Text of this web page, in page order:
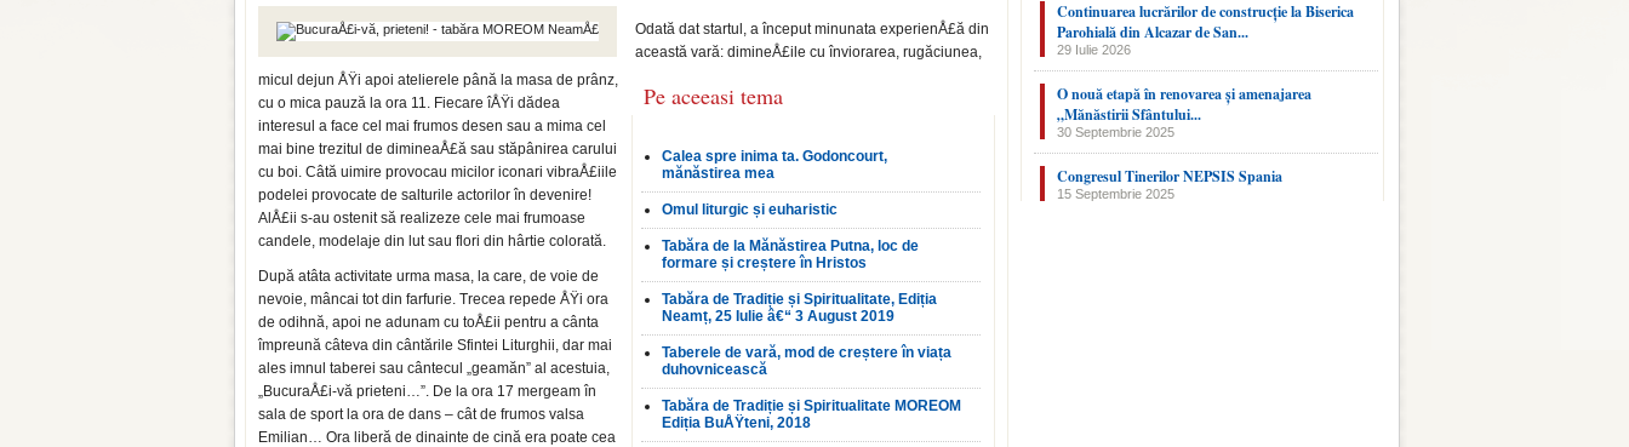
Pe aceeasi tema
Calea spre inima ta. Godoncourt,
mănăstirea mea
Omul liturgic și euharistic
Tabăra de la Mănăstirea Putna, loc de
formare și creștere în Hristos
Tabăra de Tradiție și Spiritualitate, Ediția
Neamț, 25 Iulie â€“ 3 August 2019
Taberele de vară, mod de creștere în viața
duhovnicească
Tabăra de Tradiție și Spiritualitate MOREOM
Ediția BuÅŸteni, 2018
Odată dat startul, a început minunata experienÅ£ă din
această vară: dimineÅ£ile cu înviorarea, rugăciunea,
micul dejun ÅŸi apoi atelierele până la masa de prânz,
cu o mica pauză la ora 11. Fiecare îÅŸi dădea
interesul a face cel mai frumos desen sau a mima cel
mai bine trezitul de dimineaÅ£ă sau stăpânirea carului
cu boi. Câtă uimire provocau micilor iconari vibraÅ£iile
podelei provocate de salturile actorilor în devenire!
AlÅ£ii s-au ostenit să realizeze cele mai frumoase
candele, modelaje din lut sau flori din hârtie colorată.
După atâta activitate urma masa, la care, de voie de
nevoie, mâncai tot din farfurie. Trecea repede ÅŸi ora
de odihnă, apoi ne adunam cu toÅ£ii pentru a cânta
împreună câteva din cântările Sfintei Liturghii, dar mai
ales imnul taberei sau cântecul „geamăn” al acestuia,
„BucuraÅ£i-vă prieteni…”. De la ora 17 mergeam în
sala de sport la ora de dans – cât de frumos valsa
Emilian… Ora liberă de dinainte de cină era poate cea
Continuarea lucrărilor de construcție la Biserica
Parohială din Alcazar de San...
29 Iulie 2026
O nouă etapă în renovarea și amenajarea
„Mănăstirii Sfântului...
30 Septembrie 2025
Congresul Tinerilor NEPSIS Spania
15 Septembrie 2025